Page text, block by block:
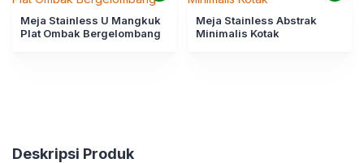
Meja Stainless U Mangkuk
Plat Ombak Bergelombang
Meja Stainless Abstrak
Minimalis Kotak
Deskripsi Produk